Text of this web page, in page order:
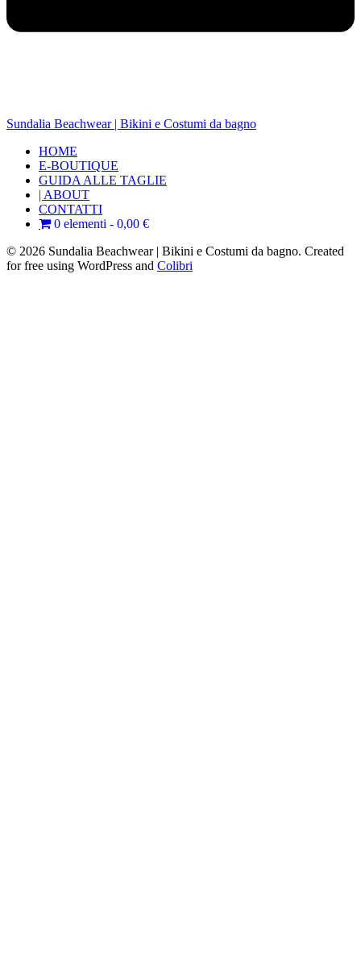
Sundalia Beachwear | Bikini e Costumi da bagno
HOME
E-BOUTIQUE
GUIDA ALLE TAGLIE
| ABOUT
CONTATTI
0 elementi
0,00 €
© 2026 Sundalia Beachwear | Bikini e Costumi da bagno. Created
for free using WordPress and Colibri